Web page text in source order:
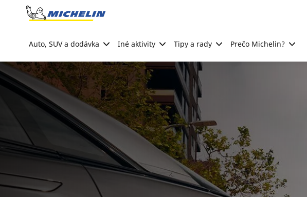
Go to page content
Auto, SUV a dodávka Iné aktivity Tipy a rady Prečo Michelin?